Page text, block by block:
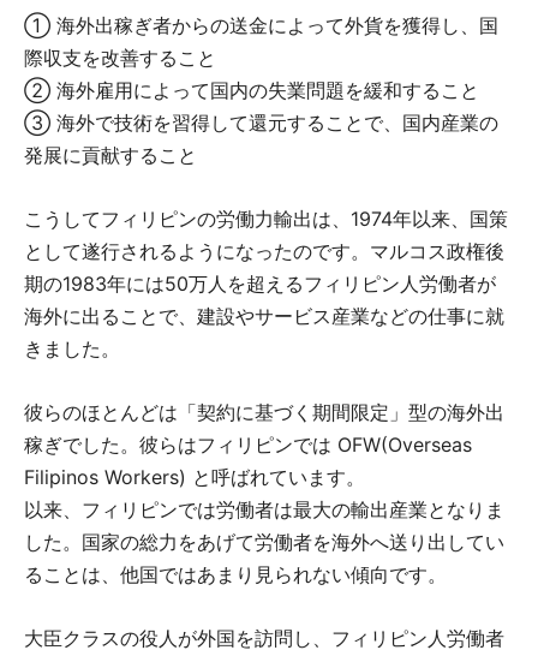
① 海外出稼ぎ者からの送金によって外貨を獲得し、国
際収支を改善すること
② 海外雇用によって国内の失業問題を緩和すること
③ 海外で技術を習得して還元することで、国内産業の
発展に貢献すること
こうしてフィリピンの労働力輸出は、1974年以来、国策
として遂行されるようになったのです。マルコス政権後
期の1983年には50万人を超えるフィリピン人労働者が
海外に出ることで、建設やサービス産業などの仕事に就
きました。
彼らのほとんどは「契約に基づく期間限定」型の海外出
稼ぎでした。彼らはフィリピンでは OFW(Overseas
Filipinos Workers) と呼ばれています。
以来、フィリピンでは労働者は最大の輸出産業となりま
した。国家の総力をあげて労働者を海外へ送り出してい
ることは、他国ではあまり見られない傾向です。
大臣クラスの役人が外国を訪問し、フィリピン人労働者